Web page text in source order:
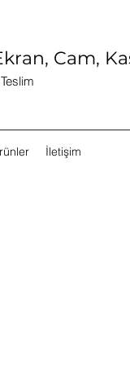
Cam,
İletişim